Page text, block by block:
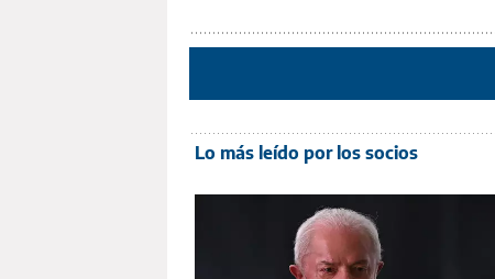
Lo más leído por los socios